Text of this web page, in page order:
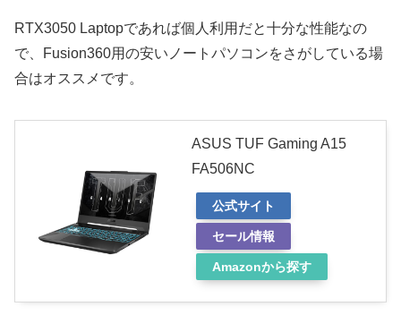
RTX3050 Laptopであれば個人利用だと十分な性能なの
で、Fusion360用の安いノートパソコンをさがしている場
合はオススメです。
ASUS TUF Gaming A15
FA506NC
公式サイト
セール情報
Amazonから探す